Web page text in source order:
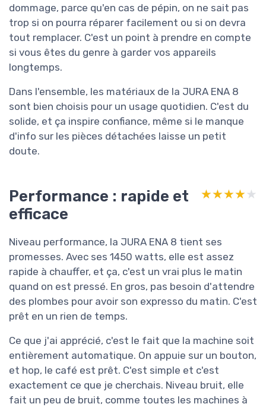
dommage, parce qu'en cas de pépin, on ne sait pas
trop si on pourra réparer facilement ou si on devra
tout remplacer. C'est un point à prendre en compte
si vous êtes du genre à garder vos appareils
longtemps.
Dans l'ensemble, les matériaux de la JURA ENA 8
sont bien choisis pour un usage quotidien. C'est du
solide, et ça inspire confiance, même si le manque
d'info sur les pièces détachées laisse un petit
doute.
Performance : rapide et
efficace
★★★★★
★★★★★
Niveau performance, la JURA ENA 8 tient ses
promesses. Avec ses 1450 watts, elle est assez
rapide à chauffer, et ça, c'est un vrai plus le matin
quand on est pressé. En gros, pas besoin d'attendre
des plombes pour avoir son expresso du matin. C'est
prêt en un rien de temps.
Ce que j'ai apprécié, c'est le fait que la machine soit
entièrement automatique. On appuie sur un bouton,
et hop, le café est prêt. C'est simple et c'est
exactement ce que je cherchais. Niveau bruit, elle
fait un peu de bruit, comme toutes les machines à